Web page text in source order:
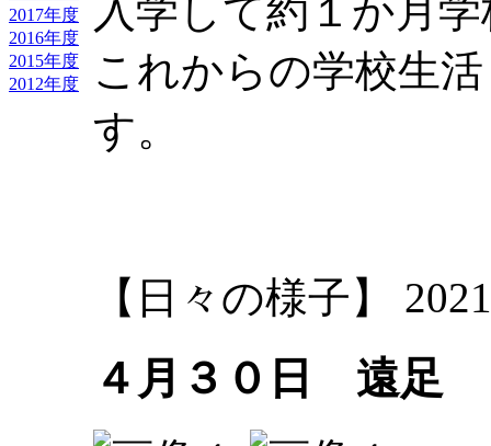
2017年度
2016年度
2015年度
2012年度
入学して約１か月
これからの学校生
す。
【日々の様子】
４月３０日 遠足